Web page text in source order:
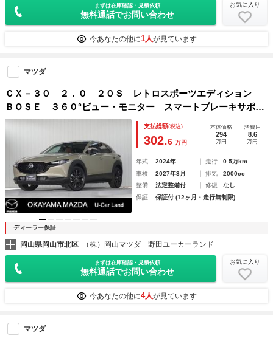
まずは在庫確認・見積依頼
無料通話でお問い合わせ
お気に入り
今あなたの他に1人が見ています
マツダ
ＣＸ－３０ ２．０ ２０Ｓ レトロスポーツエディション
ＢＯＳＥ ３６０°ビュー・モニター スマートブレーキサポー
ト ＭＲＣＣ ＥＴＣ車載器 パワーシート フルセグ シ－
トヒ－タ－ スマ－トキ－ Ｒカメラ パーキングセンサー
禁煙車 ＴＶ 横滑り防止
支払総額(税込)
302.6 万円
本体価格
294
万円
諸費用
8.6
万円
年式 2024年 走行
0.5万km
車検
2027年3月 排気
2000cc
整備
法定整備付 修復
なし
保証
保証付 (12ヶ月・走行無制限)
ディーラー保証
岡山県岡山市北区 （株）岡山マツダ 野田ユーカーランド
まずは在庫確認・見積依頼
無料通話でお問い合わせ
お気に入り
今あなたの他に4人が見ています
マツダ